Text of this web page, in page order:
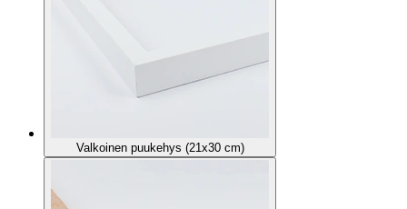
Valkoinen puukehys (21x30 cm)